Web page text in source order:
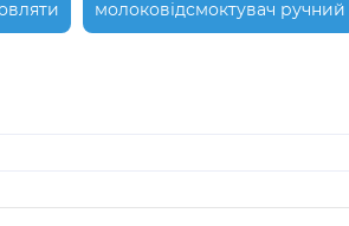
молоковідсмоктувач ручний